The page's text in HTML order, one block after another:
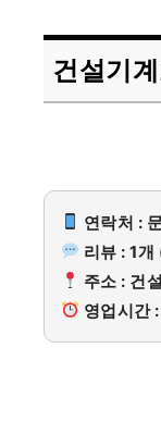
건설기
연락처 :
리뷰 : 1
주소 : 건
영업시간 :